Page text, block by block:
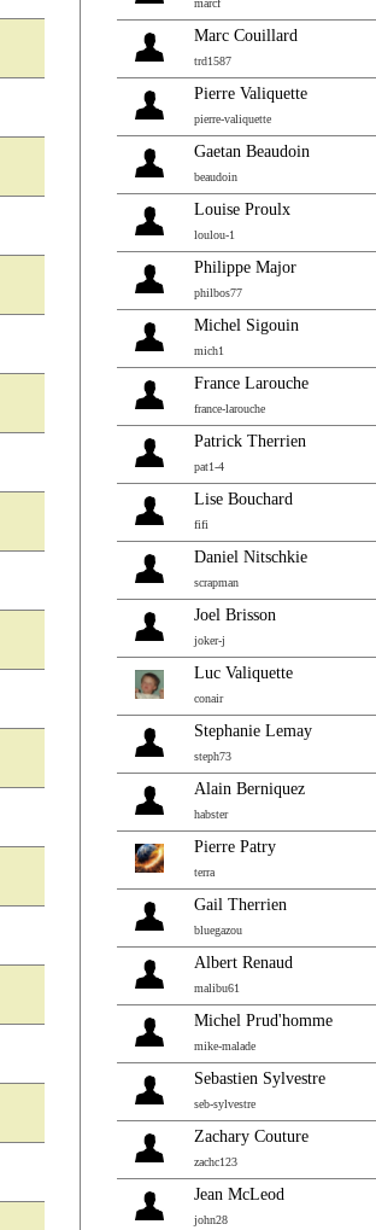
marcf
Marc Couillard
trd1587
Pierre Valiquette
pierre-valiquette
Gaetan Beaudoin
beaudoin
Louise Proulx
loulou-1
Philippe Major
philbos77
Michel Sigouin
mich1
France Larouche
france-larouche
Patrick Therrien
pat1-4
Lise Bouchard
fifi
Daniel Nitschkie
scrapman
Joel Brisson
joker-j
Luc Valiquette
conair
Stephanie Lemay
steph73
Alain Berniquez
habster
Pierre Patry
terra
Gail Therrien
bluegazou
Albert Renaud
malibu61
Michel Prud'homme
mike-malade
Sebastien Sylvestre
seb-sylvestre
Zachary Couture
zachc123
Jean McLeod
john28